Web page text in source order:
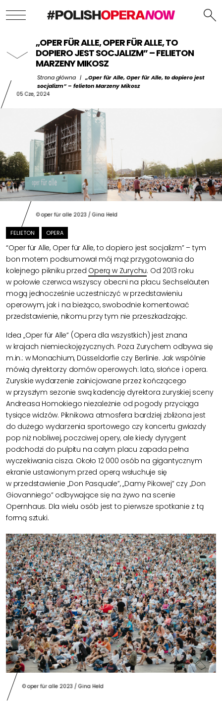
„OPER FÜR ALLE, OPER FÜR ALLE, TO
DOPIERO JEST SOCJALIZM” – FELIETON
MARZENY MIKOSZ
Strona główna | „Oper für Alle, Oper für Alle, to dopiero jest
socjalizm” – felieton Marzeny Mikosz
05 Cze, 2024
© oper für alle 2023 / Gina Held
FELIETON OPERA
“Oper für Alle, Oper für Alle, to dopiero jest socjalizm” – tym
bon motem podsumował mój mąż przygotowania do
kolejnego pikniku przed Operą w Zurychu. Od 2013 roku
w połowie czerwca wszyscy obecni na placu Sechseläuten
mogą jednocześnie uczestniczyć w przedstawieniu
operowym, jak i na bieżąco, swobodnie komentować
przedstawienie, nikomu przy tym nie przeszkadzając.
Idea „Oper für Alle” (Opera dla wszystkich) jest znana
w krajach niemieckojęzycznych. Poza Zurychem odbywa się
m.in.: w Monachium, Düsseldorfie czy Berlinie. Jak wspólnie
mówią dyrektorzy domów operowych: lato, słońce i opera.
Zuryskie wydarzenie zainicjowane przez kończącego
w przyszłym sezonie swą kadencję dyrektora zuryskiej sceny
Andreasa Homokiego niezależnie od pogody przyciąga
tysiące widzów. Piknikowa atmosfera bardziej zbliżona jest
do dużego wydarzenia sportowego czy koncertu gwiazdy
pop niż nobliwej, poczciwej opery, ale kiedy dyrygent
podchodzi do pulpitu na całym placu zapada pełna
wyczekiwania cisza. Około 12 000 osób na gigantycznym
ekranie ustawionym przed operą wsłuchuje się
w przedstawienie „Don Pasquale”, „Damy Pikowej” czy „Don
Giovanniego” odbywające się na żywo na scenie
Opernhaus. Dla wielu osób jest to pierwsze spotkanie z tą
formą sztuki.
© oper für alle 2023 / Gina Held